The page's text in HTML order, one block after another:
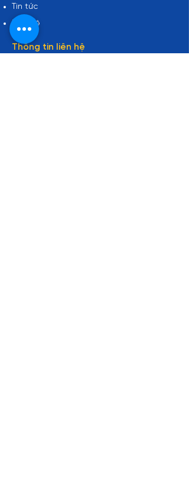
Tin tức
Liên hệ
Thông tin liên hệ